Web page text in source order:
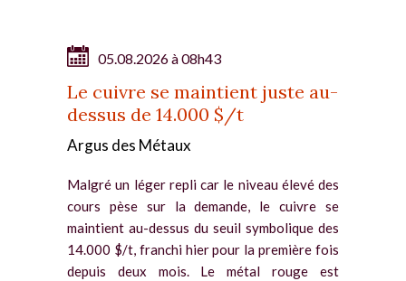
05.08.2026 à 08h43
Le cuivre se maintient juste au-
dessus de 14.000 $/t
Argus des Métaux
Malgré un léger repli car le niveau élevé des
cours pèse sur la demande, le cuivre se
maintient au-dessus du seuil symbolique des
14.000 $/t, franchi hier pour la première fois
depuis deux mois. Le métal rouge est